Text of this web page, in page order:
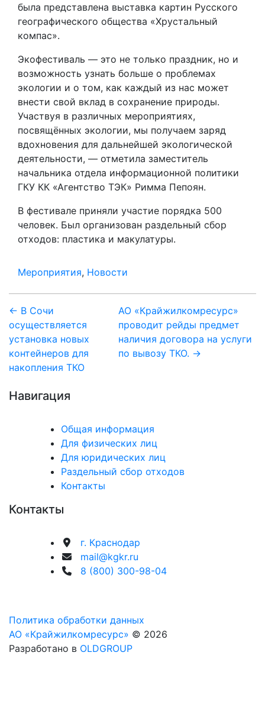
была представлена выставка картин Русского
географического общества «Хрустальный
компас».
Экофестиваль — это не только праздник, но и
возможность узнать больше о проблемах
экологии и о том, как каждый из нас может
внести свой вклад в сохранение природы.
Участвуя в различных мероприятиях,
посвящённых экологии, мы получаем заряд
вдохновения для дальнейшей экологической
деятельности, — отметила заместитель
начальника отдела информационной политики
ГКУ КК «Агентство ТЭК» Римма Пепоян.
В фестивале приняли участие порядка 500
человек. Был организован раздельный сбор
отходов: пластика и макулатуры.
Мероприятия, Новости
Навигация
по
записям
← В Сочи
осуществляется
установка новых
контейнеров для
накопления ТКО
АО «Крайжилкомресурс»
проводит рейды предмет
наличия договора на услуги
по вывозу ТКО. →
Навигация
Общая информация
Для физических лиц
Для юридических лиц
Раздельный сбор отходов
Контакты
Контакты
г. Краснодар
mail@kgkr.ru
8 (800) 300-98-04
Политика обработки данных
АО «Крайжилкомресурс» © 2026
Разработано в OLDGROUP